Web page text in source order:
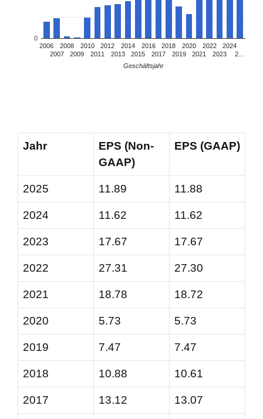
2006
2007
2008
2009
2010
2011
2012
2013
2014
2015
2016
2017
2018
2019
2020
2021
2022
2023
2024
2…
0
Geschäftsjahr
Jahr
EPS (Non-
GAAP)
EPS (GAAP)
2025 11.89 11.88
2024 11.62 11.62
2023 17.67 17.67
2022 27.31 27.30
2021 18.78 18.72
2020 5.73 5.73
2019 7.47 7.47
2018 10.88 10.61
2017 13.12 13.07